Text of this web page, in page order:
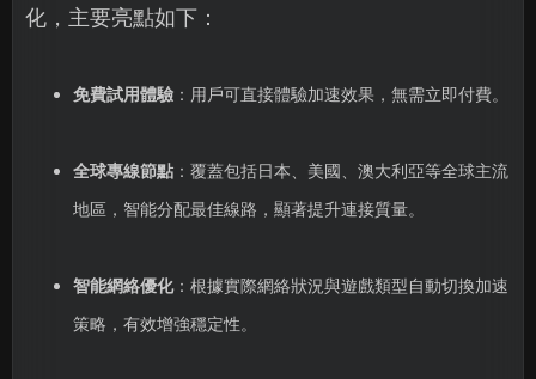
化，主要亮點如下：
免費試用體驗：用戶可直接體驗加速效果，無需立即付費。
全球專線節點：覆蓋包括日本、美國、澳大利亞等全球主流
地區，智能分配最佳線路，顯著提升連接質量。
智能網絡優化：根據實際網絡狀況與遊戲類型自動切換加速
策略，有效增強穩定性。